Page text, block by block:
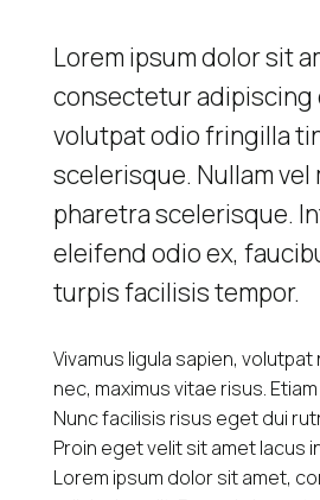
Lorem ipsum dolor sit
consectetur adipiscing
volutpat odio fringilla
scelerisque. Nullam vel
pharetra scelerisque.
eleifend odio ex,
turpis facilisis tempor.
Vivamus ligula sapien,
nec, maximus vitae risus.
Nunc facilisis risus eget dui
Proin eget velit sit amet lacus
Lorem ipsum dolor sit amet,